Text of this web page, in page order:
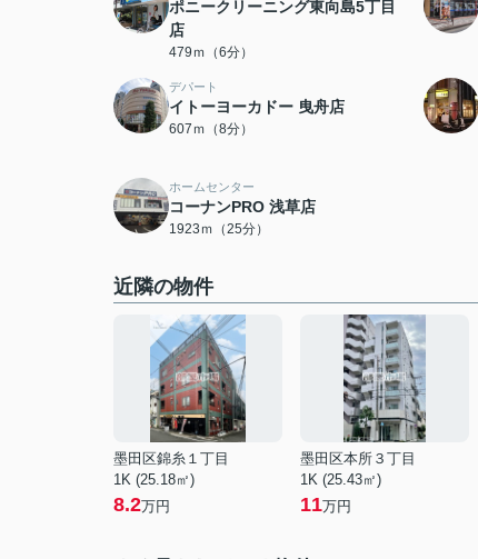
ポニークリーニング東向島5丁目
店
479ｍ（6分）
デパート
イトーヨーカドー 曳舟店
607ｍ（8分）
ホームセンター
コーナンPRO 浅草店
1923ｍ（25分）
近隣の物件
墨田区錦糸１丁目
1K (25.18㎡)
8.2万円
墨田区本所３丁目
1K (25.43㎡)
11万円